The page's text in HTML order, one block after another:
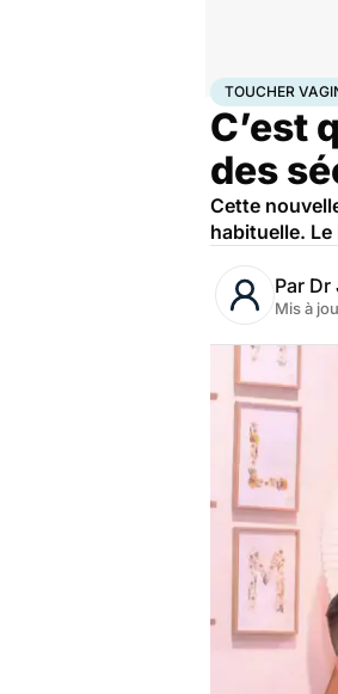
AccueilBien-être
TOUCHER
C’est
des
Cette
habituelle.
Par Dr
Mis à